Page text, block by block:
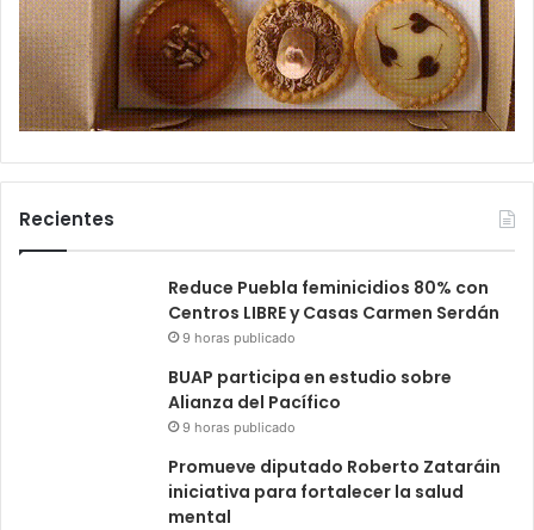
Recientes
Reduce Puebla feminicidios 80% con
Centros LIBRE y Casas Carmen Serdán
9 horas publicado
BUAP participa en estudio sobre
Alianza del Pacífico
9 horas publicado
Promueve diputado Roberto Zataráin
iniciativa para fortalecer la salud
mental